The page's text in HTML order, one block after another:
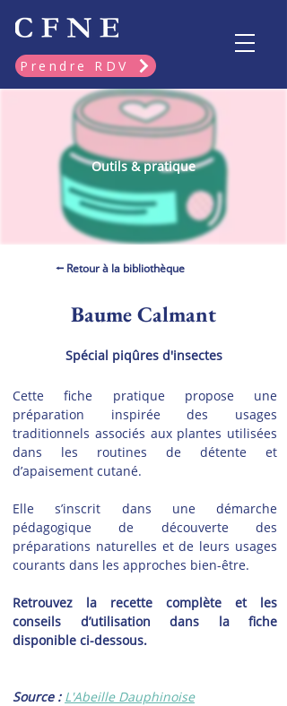
Prendre RDV
Outils & pratique
⭠ Retour à la bibliothèque
Baume Calmant
Spécial piqûres d'insectes
Cette fiche pratique propose une
préparation inspirée des usages
traditionnels associés aux plantes utilisées
dans les routines de détente et
d’apaisement cutané.
Elle s’inscrit dans une démarche
pédagogique de découverte des
préparations naturelles et de leurs usages
courants dans les approches bien-être.
Retrouvez la recette complète et les
conseils d’utilisation dans la fiche
disponible ci-dessous.
Source : L'Abeille Dauphinoise